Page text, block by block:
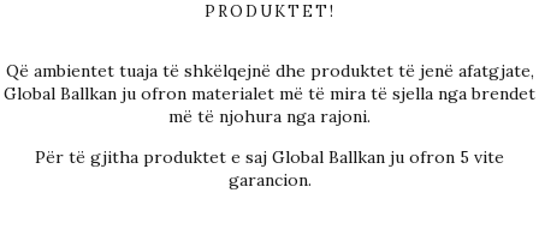
PRODUKTET!
Që ambientet tuaja të shkëlqejnë dhe produktet të jenë afatgjate,
Global Ballkan ju ofron materialet më të mira të sjella nga brendet
më të njohura nga rajoni.
Për të gjitha produktet e saj Global Ballkan ju ofron 5 vite
garancion.